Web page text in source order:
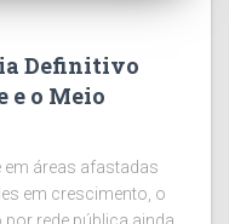
Definitivo
e o Meio
em áreas afastadas
em crescimento, o
rede pública ainda